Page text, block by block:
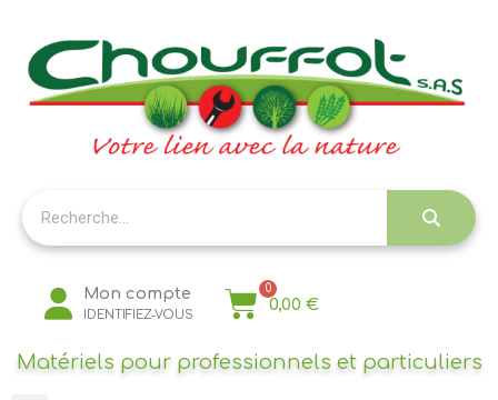
Mon compte
IDENTIFIEZ-VOUS
0,00 €
Matériels pour professionnels et particuliers